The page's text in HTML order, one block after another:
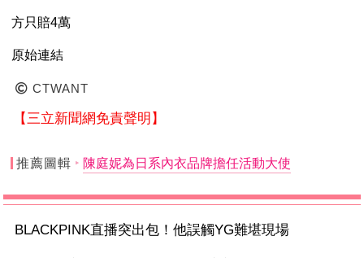
方只賠4萬
原始連結
CTWANT
【三立新聞網免責聲明】
推薦圖輯 陳庭妮為日系內衣品牌擔任活動大使
BLACKPINK直播突出包！他誤觸YG難堪現場